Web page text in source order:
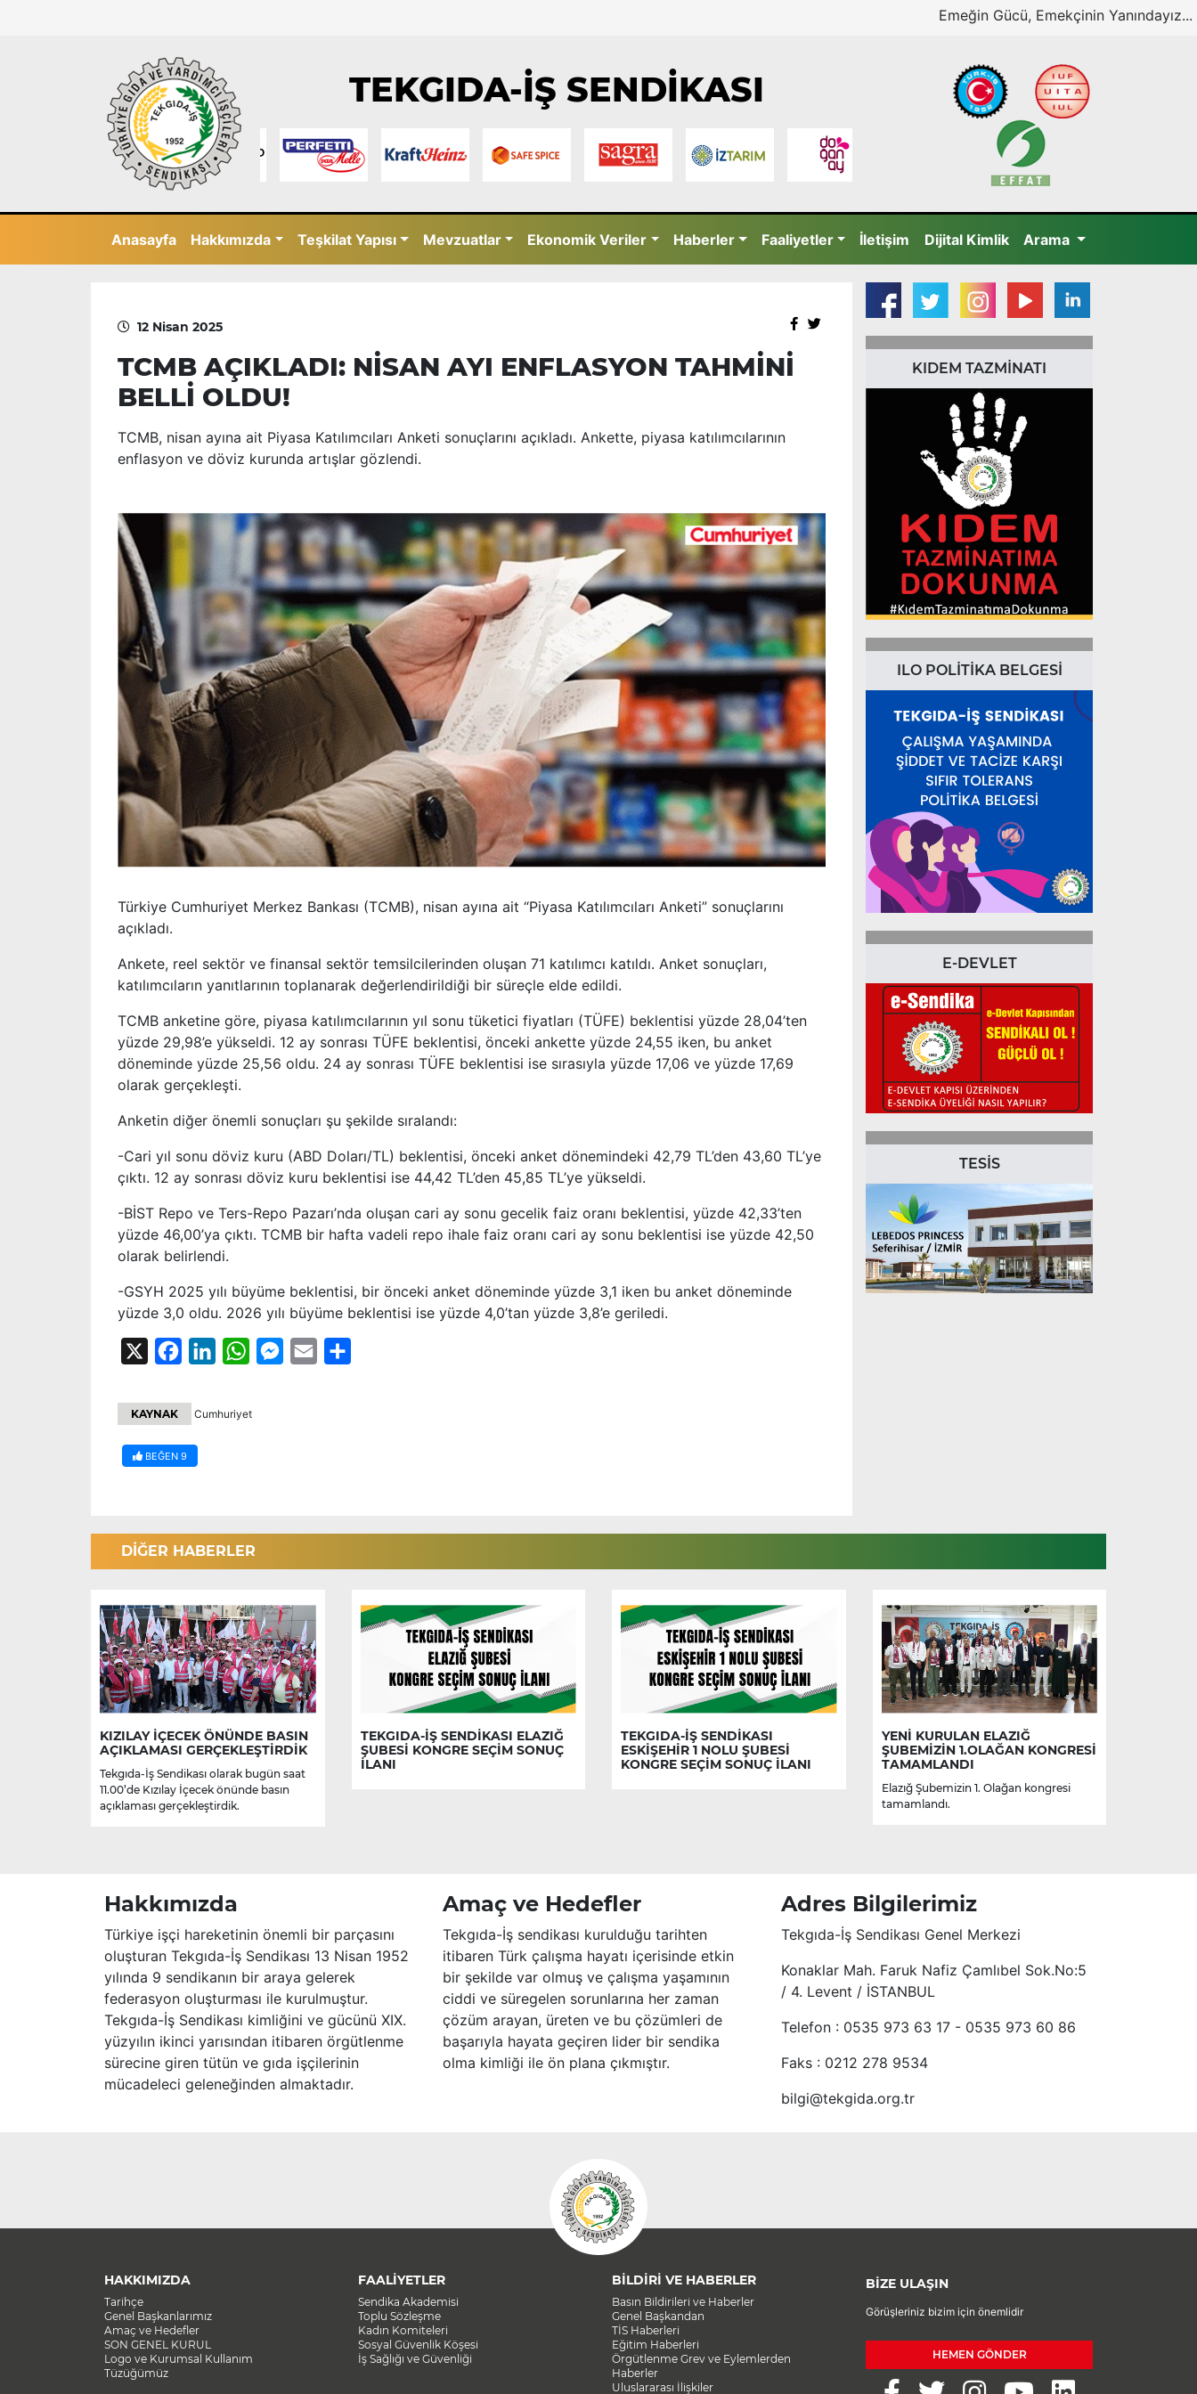
Emeğin Gücü, Emekçinin Yanındayız...
TEKGIDA-İŞ SENDİKASI
Anasayfa Hakkımızda Teşkilat Yapısı Mevzuatlar Ekonomik Veriler Haberler Faaliyetler İletişim Dijital Kimlik Arama
12 Nisan 2025
TCMB AÇIKLADI: NİSAN AYI ENFLASYON TAHMİNİ
BELLİ OLDU!
TCMB, nisan ayına ait Piyasa Katılımcıları Anketi sonuçlarını açıkladı. Ankette, piyasa katılımcılarının
enflasyon ve döviz kurunda artışlar gözlendi.
Türkiye Cumhuriyet Merkez Bankası (TCMB), nisan ayına ait “Piyasa Katılımcıları Anketi” sonuçlarını
açıkladı.
Ankete, reel sektör ve finansal sektör temsilcilerinden oluşan 71 katılımcı katıldı. Anket sonuçları,
katılımcıların yanıtlarının toplanarak değerlendirildiği bir süreçle elde edildi.
TCMB anketine göre, piyasa katılımcılarının yıl sonu tüketici fiyatları (TÜFE) beklentisi yüzde 28,04’ten
yüzde 29,98’e yükseldi. 12 ay sonrası TÜFE beklentisi, önceki ankette yüzde 24,55 iken, bu anket
döneminde yüzde 25,56 oldu. 24 ay sonrası TÜFE beklentisi ise sırasıyla yüzde 17,06 ve yüzde 17,69
olarak gerçekleşti.
Anketin diğer önemli sonuçları şu şekilde sıralandı:
-Cari yıl sonu döviz kuru (ABD Doları/TL) beklentisi, önceki anket dönemindeki 42,79 TL’den 43,60 TL’ye
çıktı. 12 ay sonrası döviz kuru beklentisi ise 44,42 TL’den 45,85 TL’ye yükseldi.
-BİST Repo ve Ters-Repo Pazarı’nda oluşan cari ay sonu gecelik faiz oranı beklentisi, yüzde 42,33’ten
yüzde 46,00’ya çıktı. TCMB bir hafta vadeli repo ihale faiz oranı cari ay sonu beklentisi ise yüzde 42,50
olarak belirlendi.
-GSYH 2025 yılı büyüme beklentisi, bir önceki anket döneminde yüzde 3,1 iken bu anket döneminde
yüzde 3,0 oldu. 2026 yılı büyüme beklentisi ise yüzde 4,0’tan yüzde 3,8’e geriledi.
FacebookLinkedInWhatsAppMessenger
Email
KAYNAK Cumhuriyet
BEĞEN 9
KIDEM TAZMİNATI
ILO POLİTİKA BELGESİ
E-DEVLET
TESİS
DİĞER HABERLER
KIZILAY İÇECEK ÖNÜNDE BASIN
AÇIKLAMASI GERÇEKLEŞTİRDİK
Tekgıda-İş Sendikası olarak bugün saat
11.00’de Kızılay İçecek önünde basın
açıklaması gerçekleştirdik.
TEKGIDA-İŞ SENDİKASI ELAZIĞ
ŞUBESİ KONGRE SEÇİM SONUÇ
İLANI
TEKGIDA-İŞ SENDİKASI
ESKİŞEHİR 1 NOLU ŞUBESİ
KONGRE SEÇİM SONUÇ İLANI
YENİ KURULAN ELAZIĞ
ŞUBEMİZİN 1.OLAĞAN KONGRESİ
TAMAMLANDI
Elazığ Şubemizin 1. Olağan kongresi
tamamlandı.
Hakkımızda
Türkiye işçi hareketinin önemli bir parçasını
oluşturan Tekgıda-İş Sendikası 13 Nisan 1952
yılında 9 sendikanın bir araya gelerek
federasyon oluşturması ile kurulmuştur.
Tekgıda-İş Sendikası kimliğini ve gücünü XIX.
yüzyılın ikinci yarısından itibaren örgütlenme
sürecine giren tütün ve gıda işçilerinin
mücadeleci geleneğinden almaktadır.
Amaç ve Hedefler
Tekgıda-İş sendikası kurulduğu tarihten
itibaren Türk çalışma hayatı içerisinde etkin
bir şekilde var olmuş ve çalışma yaşamının
ciddi ve süregelen sorunlarına her zaman
çözüm arayan, üreten ve bu çözümleri de
başarıyla hayata geçiren lider bir sendika
olma kimliği ile ön plana çıkmıştır.
Adres Bilgilerimiz
Tekgıda-İş Sendikası Genel Merkezi
Konaklar Mah. Faruk Nafiz Çamlıbel Sok.No:5
/ 4. Levent / İSTANBUL
Telefon : 0535 973 63 17 - 0535 973 60 86
Faks : 0212 278 9534
bilgi@tekgida.org.tr
HAKKIMIZDA
Tarihçe
Genel Başkanlarımız
Amaç ve Hedefler
SON GENEL KURUL
Logo ve Kurumsal Kullanım
Tüzüğümüz
FAALİYETLER
Sendika Akademisi
Toplu Sözleşme
Kadın Komiteleri
Sosyal Güvenlik Köşesi
İş Sağlığı ve Güvenliği
BİLDİRİ VE HABERLER
Basın Bildirileri ve Haberler
Genel Başkandan
TİS Haberleri
Eğitim Haberleri
Örgütlenme Grev ve Eylemlerden
Haberler
Uluslararası İlişkiler
BİZE ULAŞIN
Görüşleriniz bizim için önemlidir
HEMEN GÖNDER